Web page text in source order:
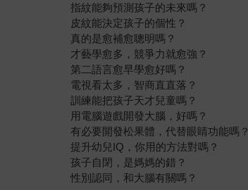
指紋能夠預測孩子的未來嗎？
皮紋能決定孩子的個性？
真的是愈補愈聰明嗎？
才藝學愈多，競爭力就愈強？
第二語言愈早學愈好嗎？
電視看太多，智商直直落？
訓練能把孩子天才兒童嗎？
用電腦遊戲開發大腦，好嗎？
有必要開發松果體，代替眼睛功能嗎？
提升幼兒IQ，你用的方法對嗎？
孩子自閉，是媽媽的錯？
性別認同，和大腦有關嗎？